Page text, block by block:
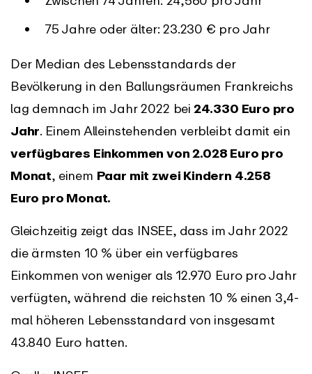
75 Jahre oder älter: 23.230 € pro Jahr
Der Median des Lebensstandards der
Bevölkerung in den Ballungsräumen Frankreichs
lag demnach im Jahr 2022 bei 24.330 Euro pro
Jahr. Einem Alleinstehenden verbleibt damit ein
verfügbares Einkommen von 2.028 Euro pro
Monat, einem Paar mit zwei Kindern 4.258
Euro pro Monat.
Gleichzeitig zeigt das INSEE, dass im Jahr 2022
die ärmsten 10 % über ein verfügbares
Einkommen von weniger als 12.970 Euro pro Jahr
verfügten, während die reichsten 10 % einen 3,4-
mal höheren Lebensstandard von insgesamt
43.840 Euro hatten.